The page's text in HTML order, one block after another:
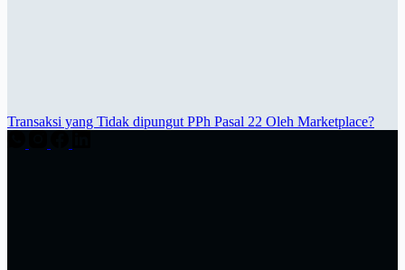
Transaksi yang Tidak dipungut PPh Pasal 22 Oleh Marketplace?